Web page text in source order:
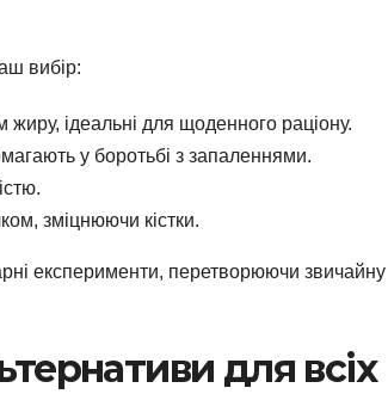
вибір:
жиру, ідеальні для щоденного раціону.
у боротьбі з запаленнями.
зміцнюючи кістки.
експерименти, перетворюючи звичайну
для всіх